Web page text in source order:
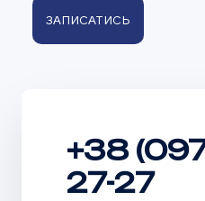
ЗАПИСАТИСЬ
+38
27-27